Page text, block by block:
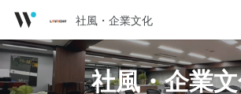
社風・企業文化
社風・企業